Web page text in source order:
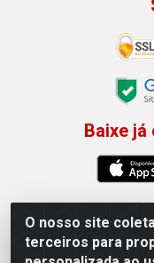
O nosso site
terceiros para
Baixe
Motociclo - Rua
Jardim Limoeiro,